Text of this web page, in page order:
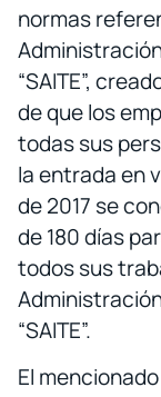
normas
“SAITE”,
de que los
todas sus
la entrada en
de 2017 se
de 180 días
todos sus
“SAITE”.
El